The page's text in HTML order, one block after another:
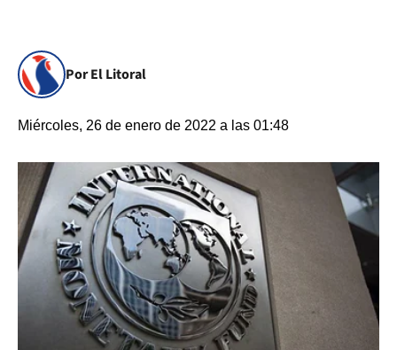
Por El Litoral
Miércoles, 26 de enero de 2022 a las 01:48